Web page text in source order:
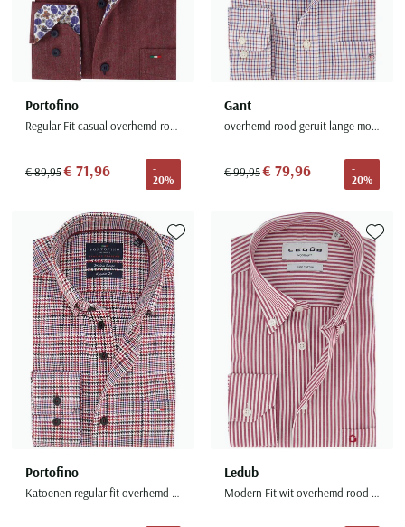
Portofino
Regular Fit casual overhemd rood
€ 89,95€ 71,96
-
20%
Gant
overhemd rood geruit lange mouw
€ 99,95€ 79,96
-
20%
Portofino
Katoenen regular fit overhemd rood geruit
Toevoegen aan favorieten
Ledub
Modern Fit wit overhemd rood gestreept